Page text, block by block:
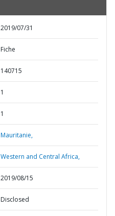
2019/07/31
Fiche
140715
1
1
Mauritanie,
Western and Central Africa,
2019/08/15
Disclosed